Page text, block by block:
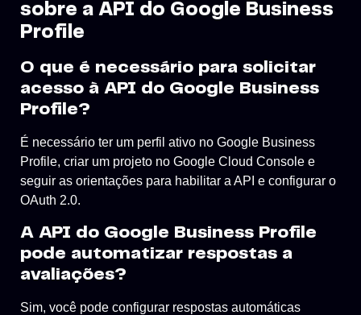
sobre a API do Google Business
Profile
O que é necessário para solicitar
acesso à API do Google Business
Profile?
É necessário ter um perfil ativo no Google Business
Profile, criar um projeto no Google Cloud Console e
seguir as orientações para habilitar a API e configurar o
OAuth 2.0.
A API do Google Business Profile
pode automatizar respostas a
avaliações?
Sim, você pode configurar respostas automáticas